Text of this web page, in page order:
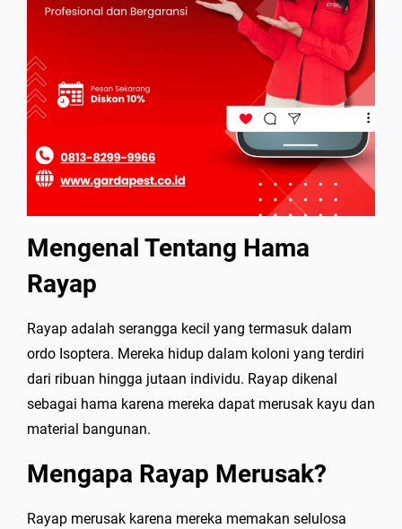
Mengenal Tentang Hama
Rayap
Rayap adalah serangga kecil yang termasuk dalam
ordo Isoptera. Mereka hidup dalam koloni yang terdiri
dari ribuan hingga jutaan individu. Rayap dikenal
sebagai hama karena mereka dapat merusak kayu dan
material bangunan.
Mengapa Rayap Merusak?
Rayap merusak karena mereka memakan selulosa